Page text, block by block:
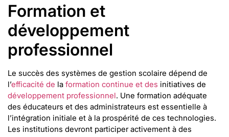
Formation et
développement
professionnel
Le succès des systèmes de gestion scolaire dépend de
l’efficacité de la formation continue et des initiatives de
développement professionnel. Une formation adéquate
des éducateurs et des administrateurs est essentielle à
l’intégration initiale et à la prospérité de ces technologies.
Les institutions devront participer activement à des